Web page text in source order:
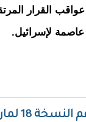
القرار
لإسرائيل.
انواذيب الدولي